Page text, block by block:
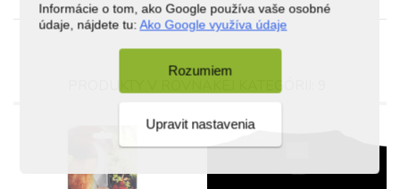
Informácie o tom, ako Google používa vaše osobné
údaje, nájdete tu:Ako Google využíva údaje
Rozumiem
Upravit nastavenia